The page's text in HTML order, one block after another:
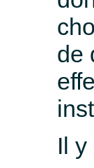
de
Il